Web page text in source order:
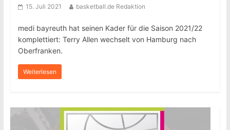
15. Juli 2021 basketball.de Redaktion
medi bayreuth hat seinen Kader für die Saison 2021/22
komplettiert: Terry Allen wechselt von Hamburg nach
Oberfranken.
Weiterlesen